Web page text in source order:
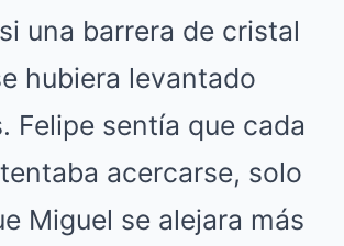
una barrera de cristal
hubiera levantado
Felipe sentía que cada
acercarse, solo
Miguel se alejara más